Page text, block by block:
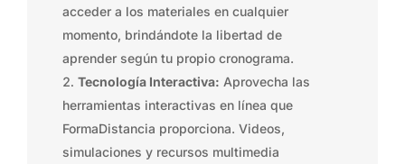
acceder a los materiales en cualquier
momento, brindándote la libertad de
aprender según tu propio cronograma.
Tecnología Interactiva: Aprovecha las
herramientas interactivas en línea que
FormaDistancia proporciona. Videos,
simulaciones y recursos multimedia